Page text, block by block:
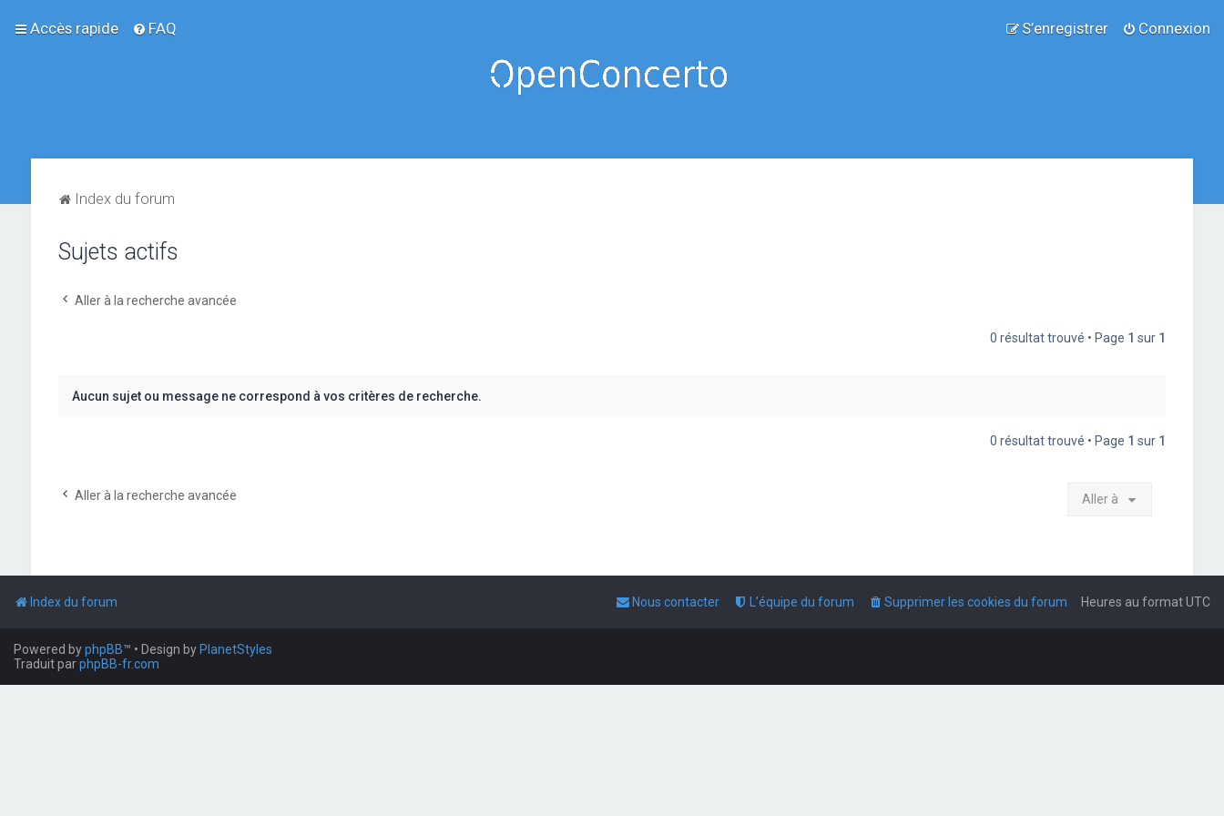
Accès rapide FAQ Connexion
S’enregistrer
Index du forum
Sujets actifs
Aller à la recherche avancée
0 résultat trouvé • Page 1 sur 1
Aucun sujet ou message ne correspond à vos critères de recherche.
0 résultat trouvé • Page 1 sur 1
Aller à la recherche avancée Aller à
Index du forum Heures au formatUTC
Supprimer les cookies du forum
L’équipe du forum
Nous contacter
Powered byphpBB™ • Design by PlanetStyles
Traduit parphpBB-fr.com